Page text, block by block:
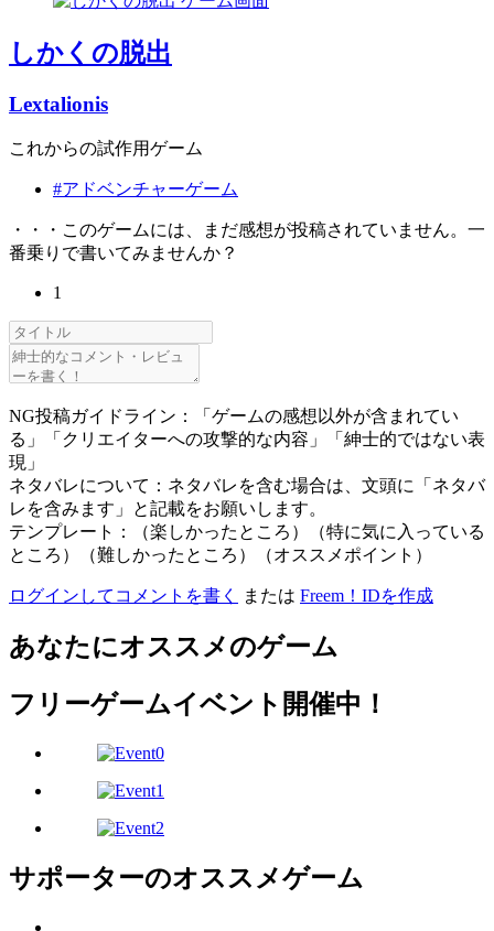
しかくの脱出
Lextalionis
これからの試作用ゲーム
#アドベンチャーゲーム
・・・このゲームには、まだ感想が投稿されていません。一
番乗りで書いてみませんか？
1
NG投稿ガイドライン：「ゲームの感想以外が含まれてい
る」「クリエイターへの攻撃的な内容」「紳士的ではない表
現」
ネタバレについて：ネタバレを含む場合は、文頭に「ネタバ
レを含みます」と記載をお願いします。
テンプレート：（楽しかったところ）（特に気に入っている
ところ）（難しかったところ）（オススメポイント）
ログインしてコメントを書く または Freem！IDを作成
あなたにオススメのゲーム
フリーゲームイベント開催中！
サポーターのオススメゲーム